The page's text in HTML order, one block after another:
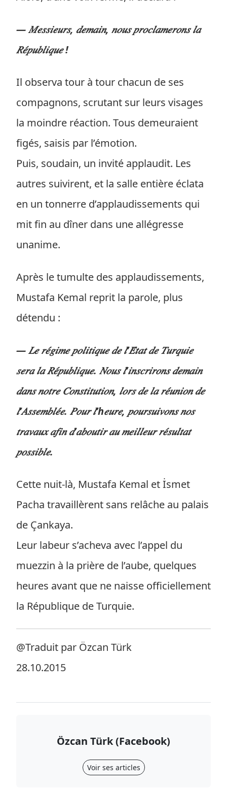
— 𝑀𝑒𝑠𝑠𝑖𝑒𝑢𝑟𝑠, 𝑑𝑒𝑚𝑎𝑖𝑛, 𝑛𝑜𝑢𝑠 𝑝𝑟𝑜𝑐𝑙𝑎𝑚𝑒𝑟𝑜𝑛𝑠 𝑙𝑎
𝑅𝑒́𝑝𝑢𝑏𝑙𝑖𝑞𝑢𝑒 !
Il observa tour à tour chacun de ses
compagnons, scrutant sur leurs visages
la moindre réaction. Tous demeuraient
figés, saisis par l’émotion.
Puis, soudain, un invité applaudit. Les
autres suivirent, et la salle entière éclata
en un tonnerre d’applaudissements qui
mit fin au dîner dans une allégresse
unanime.
Après le tumulte des applaudissements,
Mustafa Kemal reprit la parole, plus
détendu :
— 𝐿𝑒 𝑟𝑒́𝑔𝑖𝑚𝑒 𝑝𝑜𝑙𝑖𝑡𝑖𝑞𝑢𝑒 𝑑𝑒 𝑙’𝐸́𝑡𝑎𝑡 𝑑𝑒 𝑇𝑢𝑟𝑞𝑢𝑖𝑒
𝑠𝑒𝑟𝑎 𝑙𝑎 𝑅𝑒́𝑝𝑢𝑏𝑙𝑖𝑞𝑢𝑒. 𝑁𝑜𝑢𝑠 𝑙’𝑖𝑛𝑠𝑐𝑟𝑖𝑟𝑜𝑛𝑠 𝑑𝑒𝑚𝑎𝑖𝑛
𝑑𝑎𝑛𝑠 𝑛𝑜𝑡𝑟𝑒 𝐶𝑜𝑛𝑠𝑡𝑖𝑡𝑢𝑡𝑖𝑜𝑛, 𝑙𝑜𝑟𝑠 𝑑𝑒 𝑙𝑎 𝑟𝑒́𝑢𝑛𝑖𝑜𝑛 𝑑𝑒
𝑙’𝐴𝑠𝑠𝑒𝑚𝑏𝑙𝑒́𝑒. 𝑃𝑜𝑢𝑟 𝑙’ℎ𝑒𝑢𝑟𝑒, 𝑝𝑜𝑢𝑟𝑠𝑢𝑖𝑣𝑜𝑛𝑠 𝑛𝑜𝑠
𝑡𝑟𝑎𝑣𝑎𝑢𝑥 𝑎𝑓𝑖𝑛 𝑑’𝑎𝑏𝑜𝑢𝑡𝑖𝑟 𝑎𝑢 𝑚𝑒𝑖𝑙𝑙𝑒𝑢𝑟 𝑟𝑒́𝑠𝑢𝑙𝑡𝑎𝑡
𝑝𝑜𝑠𝑠𝑖𝑏𝑙𝑒.
Cette nuit-là, Mustafa Kemal et İsmet
Pacha travaillèrent sans relâche au palais
de Çankaya.
Leur labeur s’acheva avec l’appel du
muezzin à la prière de l’aube, quelques
heures avant que ne naisse officiellement
la République de Turquie.
@Traduit par Özcan Türk
28.10.2015
Özcan Türk (Facebook)
Voir ses articles